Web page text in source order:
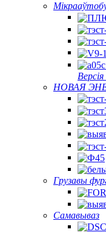
НОВАЯ
Грузавы
Самавываз